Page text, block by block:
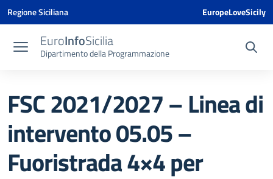
Vai ai contenuti
Vai al menu di navigazione
Vai al footer
Vai al banner delle Cookie Policy
Regione Siciliana EuropeLoveSicily
EuroInfoSicilia
Dipartimento della Programmazione
FSC 2021/2027 – Linea di
intervento 05.05 –
Fuoristrada 4×4 per